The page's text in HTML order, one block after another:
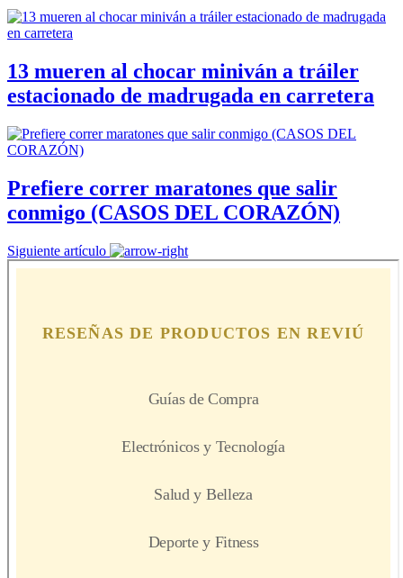
13 mueren al chocar miniván a tráiler
estacionado de madrugada en carretera
Prefiere correr maratones que salir
conmigo (CASOS DEL CORAZÓN)
Siguiente artículo